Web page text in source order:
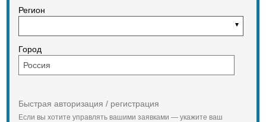
Регион
Город
Быстрая авторизация / регистрация
Если вы хотите управлять вашими заявками — укажите ваш